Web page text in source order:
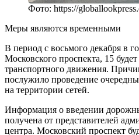
Фото: https://
Меры являются временными
В период с восьмого декабря в
Московского проспекта, 15
транспортного движения.
послужило проведение
на территории сетей.
Информация о введении
получена от представителей
центра. Московский проспект